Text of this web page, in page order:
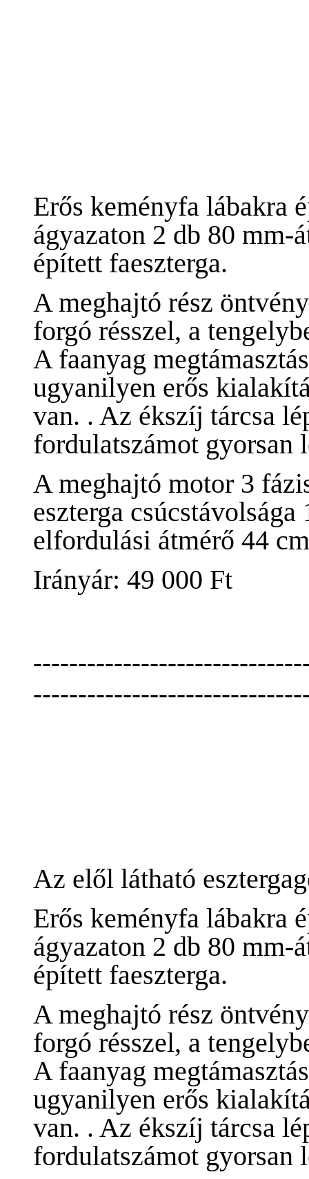
Erős keményfa lábakra
ágyazaton 2 db 80 mm-
épített faeszterga.
A meghajtó rész
forgó résszel, a
A faanyag
ugyanilyen erős
van. . Az ékszíj tárcsa
fordulatszámot gyorsan
A meghajtó motor 3
eszterga
elfordulási átmérő 44
Irányár: 49 000 Ft
Az elől látható
Erős keményfa lábakra
ágyazaton 2 db 80 mm-
épített faeszterga.
A meghajtó rész
forgó résszel, a
A faanyag
ugyanilyen erős
van. . Az ékszíj tárcsa
fordulatszámot gyorsan